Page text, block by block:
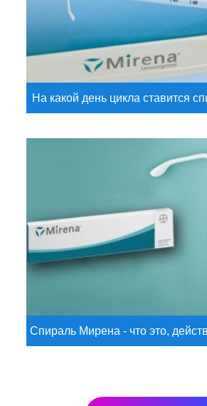
На какой день цикла ставится
Спираль Мирена - что это,